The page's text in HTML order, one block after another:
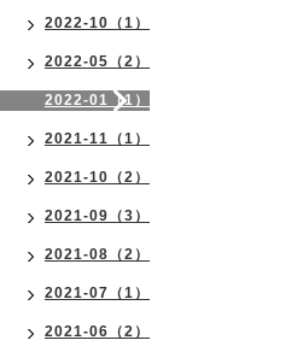
2022-10（1）
2022-05（2）
2022-01（1）
2021-11（1）
2021-10（2）
2021-09（3）
2021-08（2）
2021-07（1）
2021-06（2）